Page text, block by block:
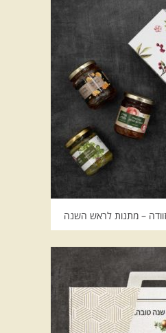
– מתנות לראש השנה